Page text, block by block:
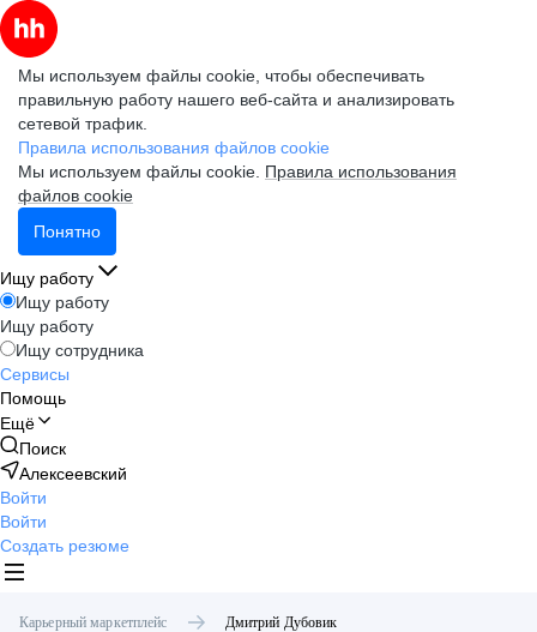
Мы используем файлы cookie, чтобы обеспечивать
правильную работу нашего веб-сайта и анализировать
сетевой трафик.
Правила использования файлов cookie
Мы используем файлы cookie. Правила использования
файлов cookie
Понятно
Ищу работу
Ищу работу
Ищу работу
Ищу сотрудника
Сервисы
Помощь
Ещё
Поиск
Алексеевский
Войти
Войти
Создать резюме
Карьерный маркетплейс Дмитрий Дубовик